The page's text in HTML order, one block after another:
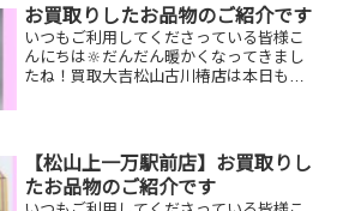
布 VJAギフトカード家で眠っている
お品物はございませんか？...
お買取りしたお品物のご紹介です
いつもご利用してくださっている皆様こ
んにちは🔆だんだん暖かくなってきまし
たね！買取大吉松山古川椿店は本日も元
ひ！買取大吉松山古川椿店...
【松山上一万駅前店】お買取りし
たお品物のご紹介です